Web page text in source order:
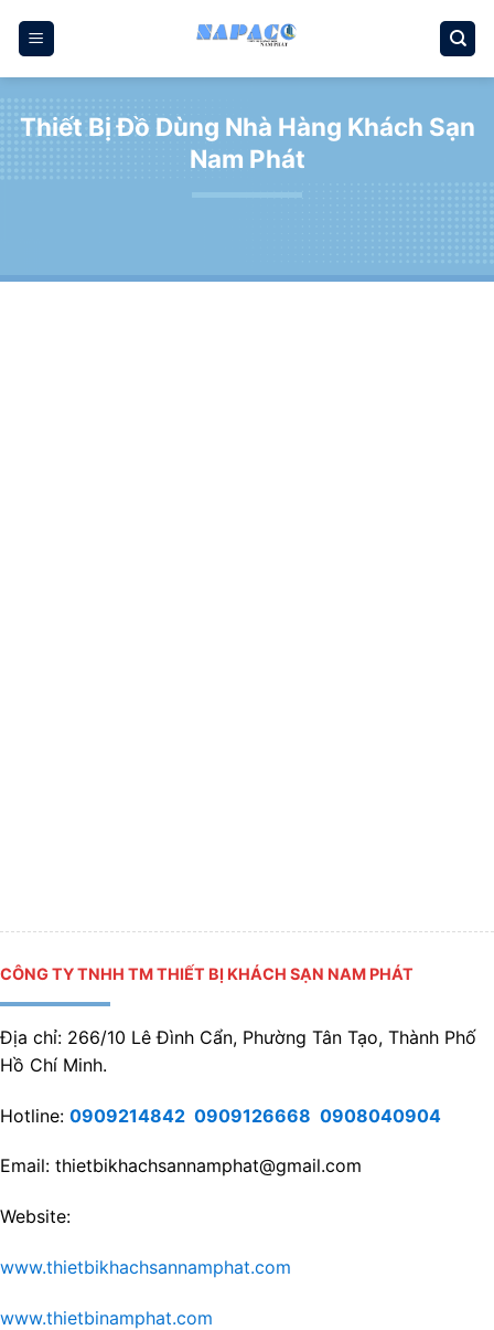
qua
Thiết Bị Đồ Dùng Nhà Hàng Khách Sạn
Nam Phát
CÔNG TY TNHH TM THIẾT BỊ KHÁCH SẠN NAM PHÁT
Địa chỉ: 266/10 Lê Đình Cẩn, Phường Tân Tạo, Thành Phố
Hồ Chí Minh.
Hotline: 0909214842 0909126668 0908040904
Email: thietbikhachsannamphat@gmail.com
Website:
www.thietbikhachsannamphat.com
www.thietbinamphat.com